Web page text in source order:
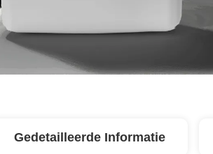
Gedetailleerde Informatie